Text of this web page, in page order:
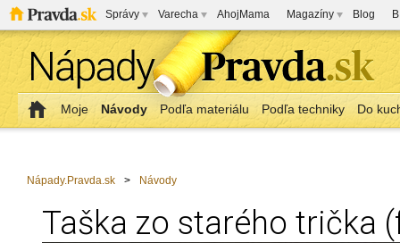
Správy Varecha AhojMama Magazíny Blog
Moje Návody Podľa materiálu Podľa techniky Do
Nápady.Pravda.sk > Návody
Taška zo starého trička